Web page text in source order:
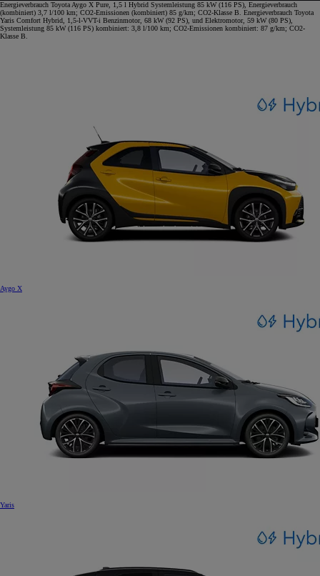
Energieverbrauch Toyota Aygo X Pure, 1,5 l Hybrid Systemleistung 85 kW (116 PS), Energieverbrauch
(kombiniert) 3,7 l/100 km; CO2-Emissionen (kombiniert) 85 g/km; CO2-Klasse B. Energieverbrauch Toyota
Yaris Comfort Hybrid, 1,5-l-VVT-i Benzinmotor, 68 kW (92 PS), und Elektromotor, 59 kW (80 PS),
Systemleistung 85 kW (116 PS) kombiniert: 3,8 l/100 km; CO2-Emissionen kombiniert: 87 g/km; CO2-
Klasse B.
Aygo X
Yaris